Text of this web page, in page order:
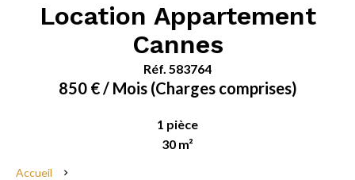
Location Appartement
Cannes
Réf. 583764
850 € / Mois (Charges comprises)
1 pièce
30 m²
Accueil